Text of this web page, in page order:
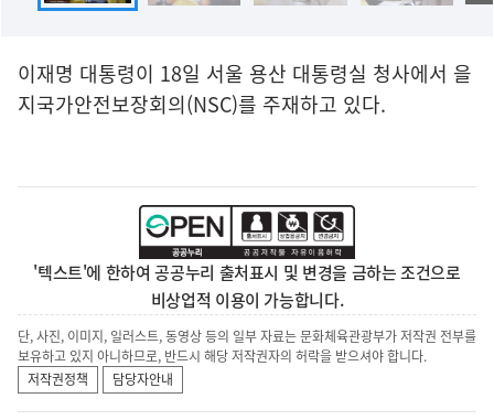
이재명 대통령이 18일 서울 용산 대통령실 청사에서 을
지국가안전보장회의(NSC)를 주재하고 있다.
'텍스트'에 한하여 공공누리 출처표시 및 변경을 금하는 조건으로
비상업적 이용이 가능합니다.
단, 사진, 이미지, 일러스트, 동영상 등의 일부 자료는 문화체육관광부가 저작권 전부를
보유하고 있지 아니하므로, 반드시 해당 저작권자의 허락을 받으셔야 합니다.
저작권정책
담당자안내